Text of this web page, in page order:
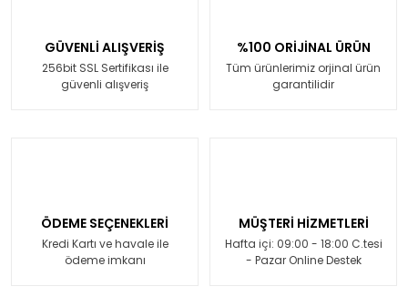
GÜVENLİ ALIŞVERİŞ
256bit SSL Sertifikası ile
güvenli alışveriş
%100 ORİJİNAL ÜRÜN
Tüm ürünlerimiz orjinal ürün
garantilidir
ÖDEME SEÇENEKLERİ
Kredi Kartı ve havale ile
ödeme imkanı
MÜŞTERİ HİZMETLERİ
Hafta içi: 09:00 - 18:00 C.tesi
- Pazar Online Destek